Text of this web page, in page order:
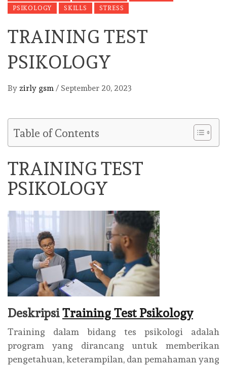
PSIKOLOGY
SKILLS STRESS
TRAINING TEST
PSIKOLOGY
By zirly gsm / September 20, 2023
Table of Contents
TRAINING TEST
PSIKOLOGY
DeskripsiTraining Test Psikology
Training dalam bidang tes psikologi adalah
program yang dirancang untuk memberikan
pengetahuan, keterampilan, dan pemahaman yang